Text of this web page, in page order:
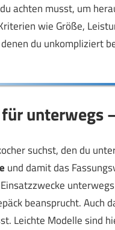
achten musst, um
wie Größe,
du unkompliziert
unterwegs
suchst, den du
und damit das
beansprucht. Auch
Leichte Modelle sind